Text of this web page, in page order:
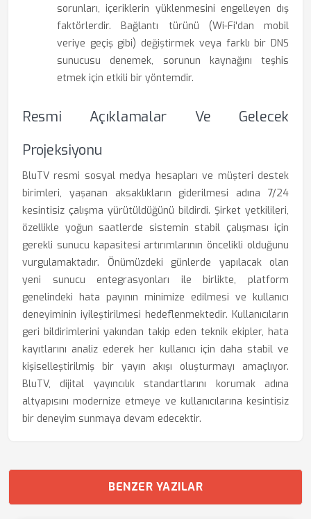
sorunları, içeriklerin yüklenmesini engelleyen dış
faktörlerdir. Bağlantı türünü (Wi-Fi'dan mobil
veriye geçiş gibi) değiştirmek veya farklı bir DNS
sunucusu denemek, sorunun kaynağını teşhis
etmek için etkili bir yöntemdir.
Resmi Açıklamalar Ve Gelecek
Projeksiyonu
BluTV resmi sosyal medya hesapları ve müşteri destek
birimleri, yaşanan aksaklıkların giderilmesi adına 7/24
kesintisiz çalışma yürütüldüğünü bildirdi. Şirket yetkilileri,
özellikle yoğun saatlerde sistemin stabil çalışması için
gerekli sunucu kapasitesi artırımlarının öncelikli olduğunu
vurgulamaktadır. Önümüzdeki günlerde yapılacak olan
yeni sunucu entegrasyonları ile birlikte, platform
genelindeki hata payının minimize edilmesi ve kullanıcı
deneyiminin iyileştirilmesi hedeflenmektedir. Kullanıcıların
geri bildirimlerini yakından takip eden teknik ekipler, hata
kayıtlarını analiz ederek her kullanıcı için daha stabil ve
kişiselleştirilmiş bir yayın akışı oluşturmayı amaçlıyor.
BluTV, dijital yayıncılık standartlarını korumak adına
altyapısını modernize etmeye ve kullanıcılarına kesintisiz
bir deneyim sunmaya devam edecektir.
BENZER YAZILAR